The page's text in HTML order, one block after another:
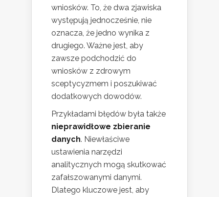
wniosków. To, że dwa zjawiska
występują jednocześnie, nie
oznacza, że jedno wynika z
drugiego. Ważne jest, aby
zawsze podchodzić do
wniosków z zdrowym
sceptycyzmem i poszukiwać
dodatkowych dowodów.
Przykładami błędów była także
nieprawidłowe zbieranie
danych. Niewłaściwe
ustawienia narzędzi
analitycznych mogą skutkować
zafałszowanymi danymi.
Dlatego kluczowe jest, aby